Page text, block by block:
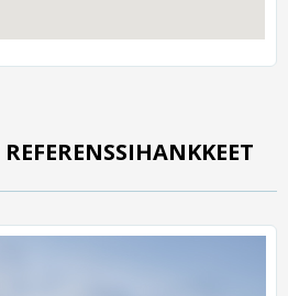
REFERENSSIHANKKEET